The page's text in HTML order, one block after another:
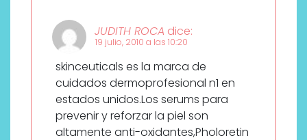
JUDITH ROCA dice:
19 julio, 2010 a las 10:20
skinceuticals es la marca de
cuidados dermoprofesional n1 en
estados unidos.Los serums para
prevenir y reforzar la piel son
altamente anti-oxidantes,Pholoretin